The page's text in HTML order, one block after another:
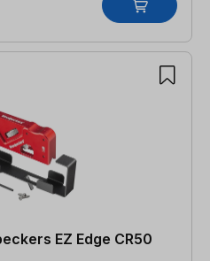
EZ Edge CR50